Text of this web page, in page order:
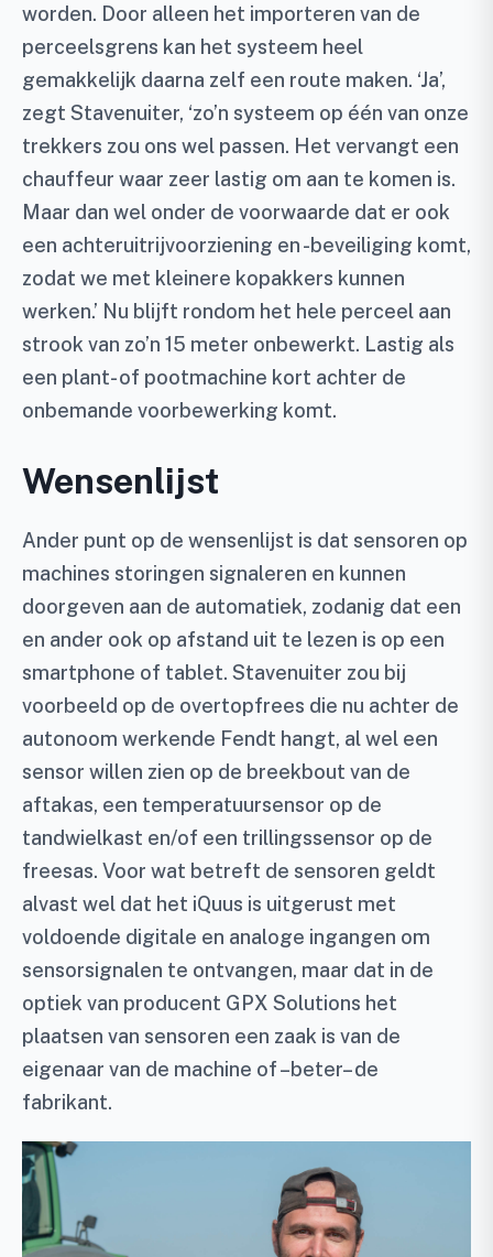
worden. Door alleen het importeren van de
perceelsgrens kan het systeem heel
gemakkelijk daarna zelf een route maken. ‘Ja’,
zegt Stavenuiter, ‘zo’n systeem op één van onze
trekkers zou ons wel passen. Het vervangt een
chauffeur waar zeer lastig om aan te komen is.
Maar dan wel onder de voorwaarde dat er ook
een achteruitrijvoorziening en -beveiliging komt,
zodat we met kleinere kopakkers kunnen
werken.’ Nu blijft rondom het hele perceel aan
strook van zo’n 15 meter onbewerkt. Lastig als
een plant- of pootmachine kort achter de
onbemande voorbewerking komt.
Wensenlijst
Ander punt op de wensenlijst is dat sensoren op
machines storingen signaleren en kunnen
doorgeven aan de automatiek, zodanig dat een
en ander ook op afstand uit te lezen is op een
smartphone of tablet. Stavenuiter zou bij
voorbeeld op de overtopfrees die nu achter de
autonoom werkende Fendt hangt, al wel een
sensor willen zien op de breekbout van de
aftakas, een temperatuursensor op de
tandwielkast en/of een trillingssensor op de
freesas. Voor wat betreft de sensoren geldt
alvast wel dat het iQuus is uitgerust met
voldoende digitale en analoge ingangen om
sensorsignalen te ontvangen, maar dat in de
optiek van producent GPX Solutions het
plaatsen van sensoren een zaak is van de
eigenaar van de machine of –beter– de
fabrikant.